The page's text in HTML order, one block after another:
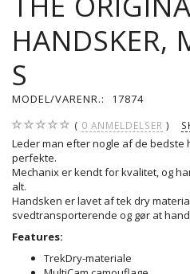
HANDSKER,
S
MODEL/VARENR.: 17874
0 ANMELDELSER
Leder man efter nogle af de
perfekte.
Mechanix er kendt for kvalitet, og
alt.
Handsken er lavet af tek dry
svedtransporterende og gør at
Features:
TrekDry-materiale